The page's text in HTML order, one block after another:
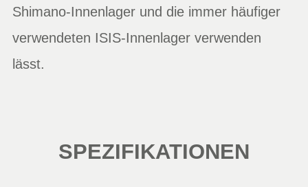
Shimano-Innenlager und die immer häufiger
verwendeten ISIS-Innenlager verwenden
lässt.
SPEZIFIKATIONEN